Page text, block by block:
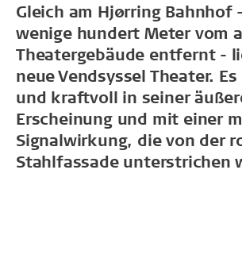
Gleich am Hjørring Bahnhof
wenige hundert Meter vom
Theatergebäude entfernt -
neue Vendsyssel Theater.
und kraftvoll in seiner
Erscheinung und mit einer
Signalwirkung, die von der
Stahlfassade unterstrichen